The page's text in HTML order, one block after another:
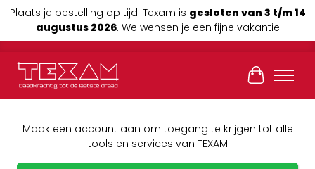
Plaats je bestelling op tijd. Texam is gesloten van 3 t/m 14
augustus 2026. We wensen je een fijne vakantie
Maak een account aan om toegang te krijgen tot alle
tools en services van TEXAM